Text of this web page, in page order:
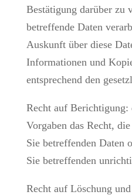
Bestätigung darüber zu
betreffende Daten
Auskunft über diese
Informationen und
entsprechend den
Recht auf Berichtigung:
Vorgaben das Recht,
Sie betreffenden Daten
Sie betreffenden
Recht auf Löschung